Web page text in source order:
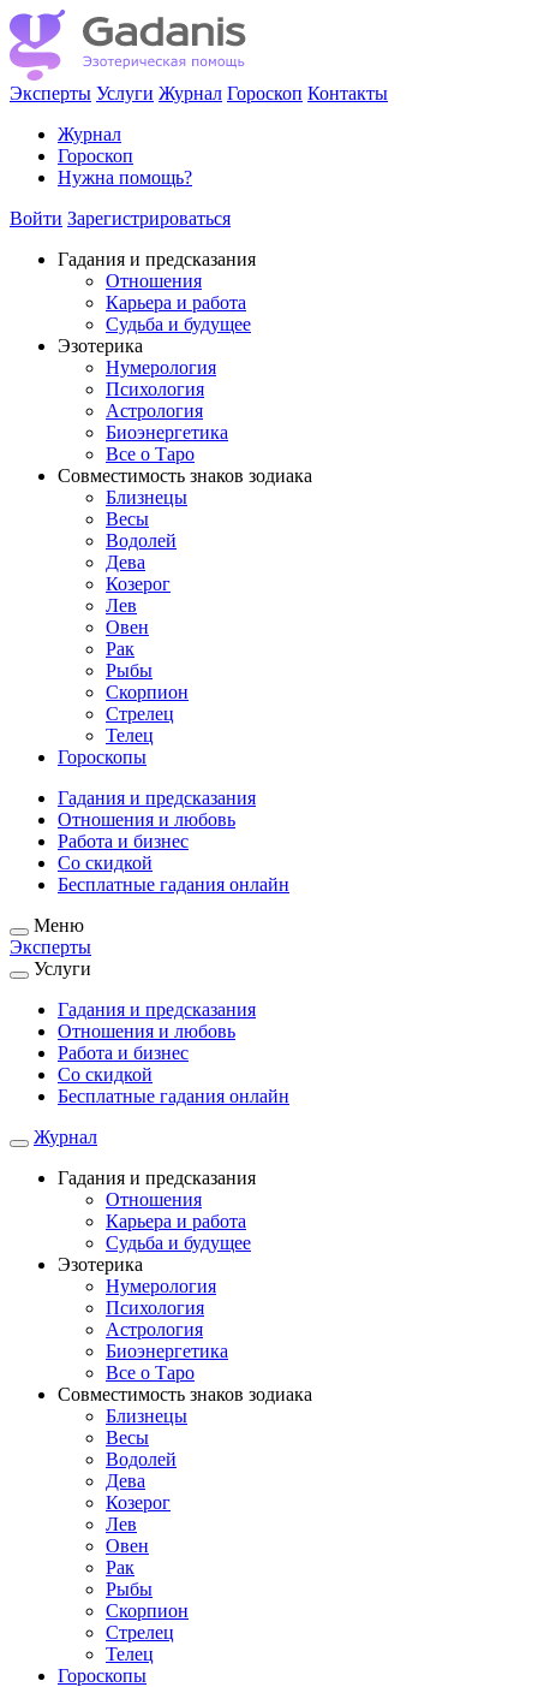
Эксперты Услуги Журнал Гороскоп Контакты
Журнал
Гороскоп
Нужна помощь?
Войти Зарегистрироваться
Гадания и предсказания
Отношения
Карьера и работа
Cудьба и будущее
Эзотерика
Нумерология
Психология
Астрология
Биоэнергетика
Все о Таро
Совместимость знаков зодиака
Близнецы
Весы
Водолей
Дева
Козерог
Лев
Овен
Рак
Рыбы
Скорпион
Стрелец
Телец
Гороскопы
Гадания и предсказания
Отношения и любовь
Работа и бизнес
Со скидкой
Бесплатные гадания онлайн
Меню
Эксперты
Услуги
Гадания и предсказания
Отношения и любовь
Работа и бизнес
Со скидкой
Бесплатные гадания онлайн
Журнал
Гадания и предсказания
Отношения
Карьера и работа
Cудьба и будущее
Эзотерика
Нумерология
Психология
Астрология
Биоэнергетика
Все о Таро
Совместимость знаков зодиака
Близнецы
Весы
Водолей
Дева
Козерог
Лев
Овен
Рак
Рыбы
Скорпион
Стрелец
Телец
Гороскопы